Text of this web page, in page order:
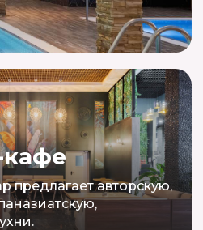
предлагает авторскую,